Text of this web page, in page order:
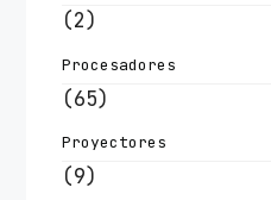
(2)
Procesadores
(65)
Proyectores
(9)